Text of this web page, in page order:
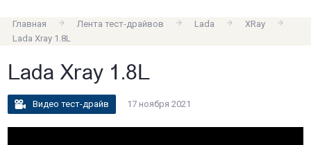
Главная Лента тест-драйвов Lada
XRay
Lada Xray 1.8L
Lada Xray 1.8L
Видео тест-драйв 17 ноября 2021